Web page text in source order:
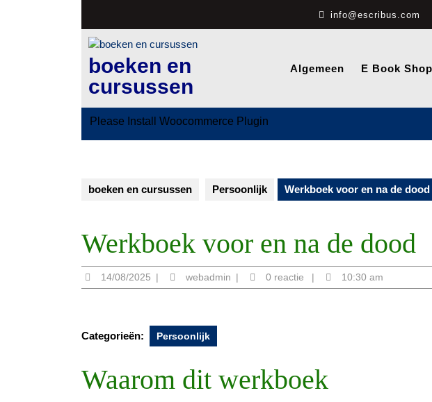
de
info@escribus.com
boeken en
cursussen
Algemeen E Book Shop
Please Install Woocommerce Plugin
boeken en cursussen Persoonlijk Werkboek voor en na de dood
Werkboek voor en na de dood
14/08/202514/08/2025
| webadminwebadmin
| 0 reactie | 10:30 am
Categorieën: Persoonlijk
Waarom dit werkboek